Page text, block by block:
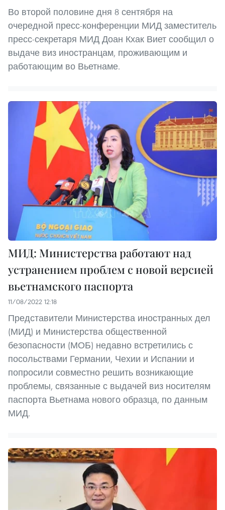
Во второй половине дня 8 сентября на
очередной пресс-конференции МИД заместитель
пресс-секретаря МИД Доан Кхак Виет сообщил о
выдаче виз иностранцам, проживающим и
работающим во Вьетнаме.
МИД: Министерства работают над
устранением проблем с новой версией
вьетнамского паспорта
11/08/2022 12:18
Представители Министерства иностранных дел
(МИД) и Министерства общественной
безопасности (МОБ) недавно встретились с
посольствами Германии, Чехии и Испании и
попросили совместно решить возникающие
проблемы, связанные с выдачей виз носителям
паспорта Вьетнама нового образца, по данным
МИД.